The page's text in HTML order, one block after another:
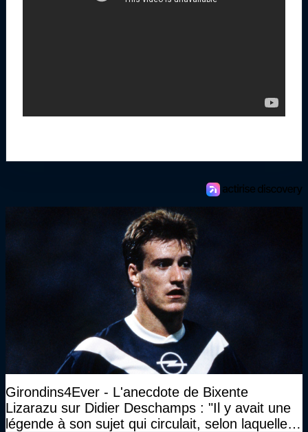
Girondins4Ever - L'anecdote de Bixente
Lizarazu sur Didier Deschamps : "Il y avait une
légende à son sujet qui circulait, selon laquelle il